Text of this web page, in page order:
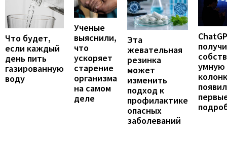
Что будет,
если каждый
день пить
газированную
воду
Ученые
выяснили,
что
ускоряет
старение
организма
на самом
деле
Эта
жевательная
резинка
может
изменить
подход к
профилактике
опасных
заболеваний
умную